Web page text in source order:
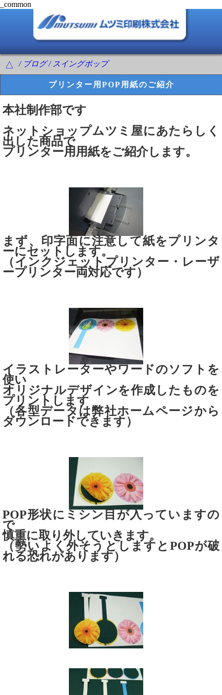
_common
△ / ブログ / スイングポップ
プリンター用POP用紙のご紹介
本社制作部です
ネットショップムツミ屋にあたらしく
出した商品で
プリンター用用紙をご紹介します。
まず、印字面に注意して紙をプリンタ
ーにセットします。
（インクジェットプリンター・レーザ
ープリンター両対応です）
イラストレーターやワードのソフトを
使い
オリジナルデザインを作成したものを
プリントします
（各型データは弊社ホームページから
ダウンロードできます）
POP形状にミシン目が入っていますの
で
慎重に取り外していきます。
（勢いよく外そうとしますとPOPが破
れる恐れがあります）